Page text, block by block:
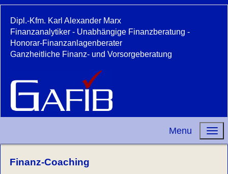
Dipl.-Kfm. Karl Alexander Marx
Finanzanalytiker - Unabhängige Finanzberatung -
Honorar-Finanzanlagenberater
Ganzheitliche Finanz- und Vorsorgeberatung
Menu
Finanz-Coaching